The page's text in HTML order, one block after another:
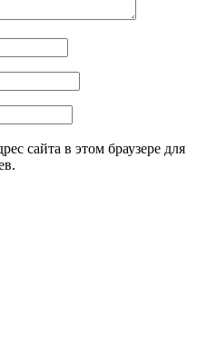
сайта в этом браузере для